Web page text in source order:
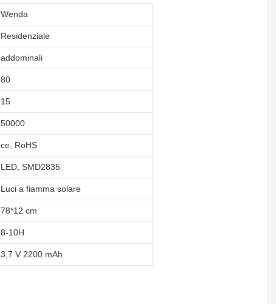
Wenda
Residenziale
addominali
80
15
50000
ce, RoHS
LED, SMD2835
Luci a fiamma solare
78*12 cm
8-10H
3,7 V 2200 mAh